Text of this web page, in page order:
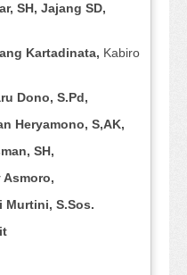
SH, Jajang SD,
Kartadinata, Kabiro
Dono, S.Pd,
Heryamono, S,AK,
SH,
Asmoro,
Murtini, S.Sos.